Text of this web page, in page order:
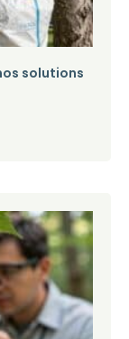
solutions